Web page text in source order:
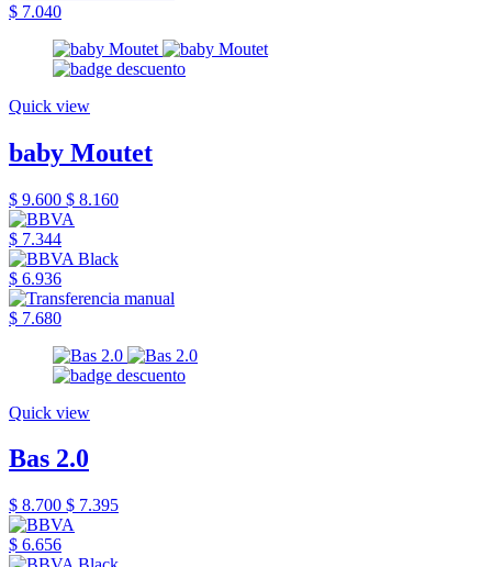
$ 7.040
Quick view
baby Moutet
$ 9.600 $ 8.160
$ 7.344
$ 6.936
$ 7.680
Quick view
Bas 2.0
$ 8.700 $ 7.395
$ 6.656